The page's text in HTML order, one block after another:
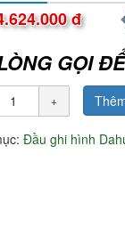
đ
GỌI
Đầu ghi hình